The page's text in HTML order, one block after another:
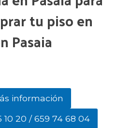
tu piso en
Pasaia
información
20 / 659 74 68 04